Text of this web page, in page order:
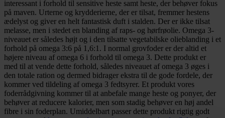
interessant i forhold til sensitive heste samt heste, der behøver fokus
på maven. Urterne og krydderierne, der er tilsat, fremmer hestens
ædelyst og giver en helt fantastisk duft i stalden. Der er ikke tilsat
melasse, men i stedet en blanding af raps- og hørfrøolie. Omega 3-
niveauet er således højt og i den tilsatte vegetabilske olieblanding i et
forhold på omega 3:6 på 1,6:1. I normal grovfoder er der altid et
højere niveau af omega 6 i forhold til omega 3. Dette produkt er
med til at vende dette forhold, således niveauet af omega 3 øges i
den totale ration og dermed bidrager ekstra til de gode fordele, der
kommer ved tildeling af omega 3 fedtsyrer. Et produkt vores
foderrådgivning kommer til at anbefale mange heste og ponyer, der
behøver at reducere kalorier, men som stadig behøver en høj andel
fibre i sin foderplan. Umiddelbart passer dette produkt rigtig godt